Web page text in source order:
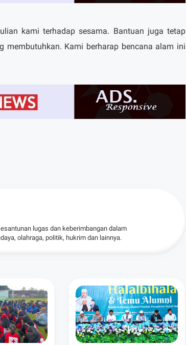
kami terhadap sesama. Bantuan juga tetap
membutuhkan. Kami berharap bencana alam ini
lugas dan keberimbangan dalam
olahraga, politik, hukrim dan lainnya.